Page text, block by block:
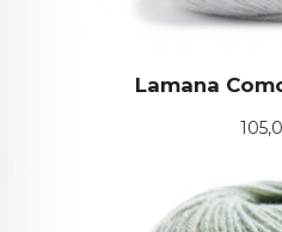
Lamana
Pris